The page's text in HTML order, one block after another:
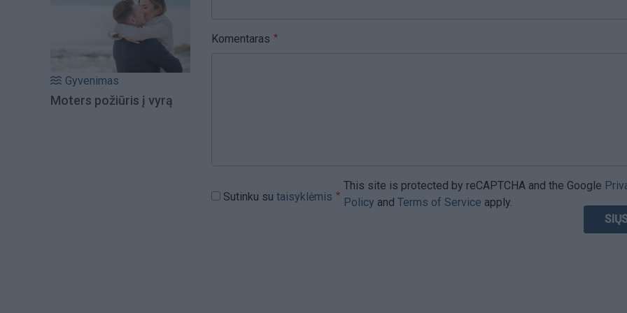
Gyvenimas
Moters požiūris į vyrą
Komentaras
Sutinku su taisyklėmis
This site is protected by reCAPTCHA and the Google
Policy and Terms of Service apply.